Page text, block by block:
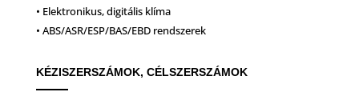
• Elektronikus, digitális klíma
• ABS/ASR/ESP/BAS/EBD rendszerek
KÉZISZERSZÁMOK, CÉLSZERSZÁMOK